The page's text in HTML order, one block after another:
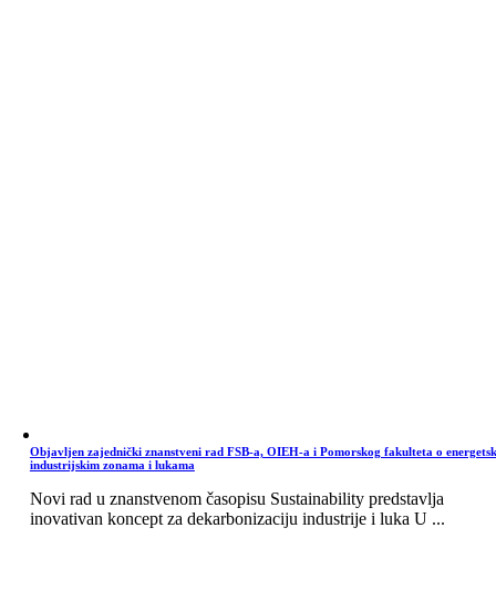
Objavljen zajednički znanstveni rad FSB-a, OIEH-a i Pomorskog fakulteta o
industrijskim zonama i lukama
Novi rad u znanstvenom časopisu Sustainability predstavlja
inovativan koncept za dekarbonizaciju industrije i luka U ...